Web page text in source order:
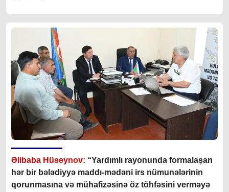
Əlibaba Hüseynov: “Yardımlı rayonunda formalaşan
hər bir bələdiyyə maddı-mədəni irs nümunələrinin
qorunmasına və mühafizəsinə öz töhfəsini verməyə